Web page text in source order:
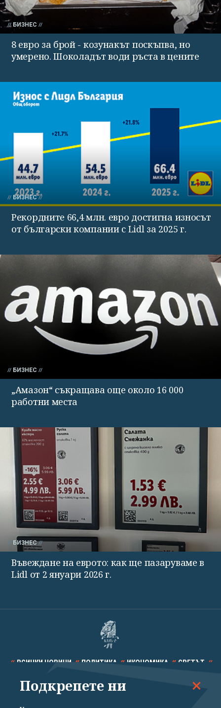
БИЗНЕС
8 евро за брой - козунакът поскъпва, но
умерено. Шоколадът води ръста в цените
БИЗНЕС
Рекордните 66,4 млн. евро достигна износът
от български компании с Lidl за 2025 г.
БИЗНЕС
„Амазон“ съкращава още около 16 000
работни места
БИЗНЕС
Въвеждане на еврото: как ще пазаруваме в
Lidl от 2 януари 2026 г.
ВСИЧКИ НОВИНИ ПОЛИТИКА ИКОНОМИКА СВЕТЪТ
СПОРТ КУЛТУРА ТЕХНОЛОГИИ КАЛЕЙДОСКОП
Подкрепете ни